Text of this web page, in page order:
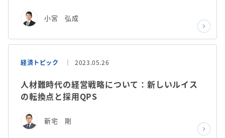
小宮 弘成
経済トピック 2023.05.26
人材難時代の経営戦略について：新しいルイス
の転換点と採用QPS
新宅 剛